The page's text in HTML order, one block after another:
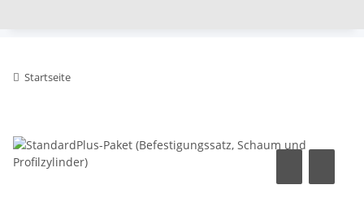
Startseite